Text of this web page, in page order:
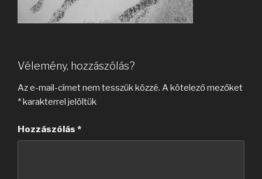
Vélemény, hozzászólás?
Az e-mail-címet nem tesszük közzé. A kötelező mezőket
* karakterrel jelöltük
Hozzászólás *